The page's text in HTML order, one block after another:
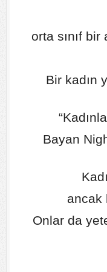
orta sınıf
Bir kadın
Bayan
ancak
Onlar da